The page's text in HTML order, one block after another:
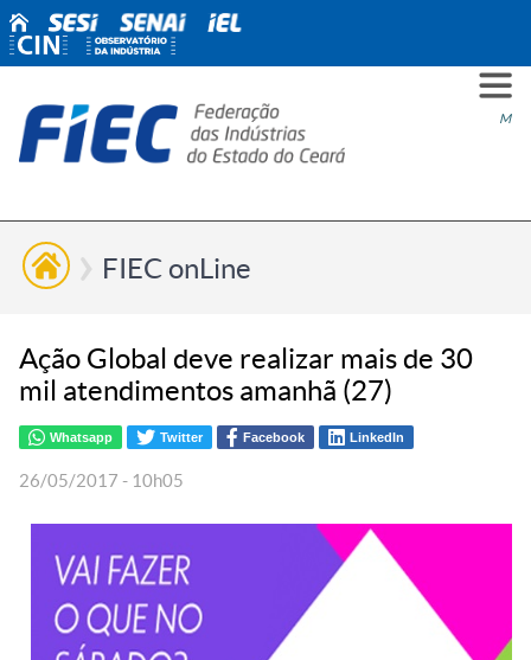
Menu
VOCÊ
ESG
NÓS
FIEC onLine
Ação Global deve realizar mais de 30
mil atendimentos amanhã (27)
Whatsapp Twitter Facebook LinkedIn
26/05/2017 - 10h05